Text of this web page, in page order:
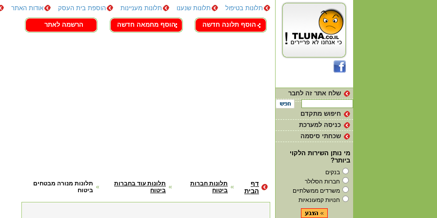
תלונות בטיפול תלונות שנענו תלונות מעניינות הוספת בית העסק אודות האתר
צור קשר
הוסף תלונה חדשה הוסף מחמאה חדשה הרשמה לאתר
תלונות מנורה מבטחים
ביטוח
תלונות עוד בחברות
ביטוח
תלונות חברות
ביטוח
דף
הבית
שלח אתר זה לחבר
חיפוש מתקדם
כניסה למערכת
שכחתי סיסמה
מי נותן השירות הלקוי
ביותר?
בנקים
חברות הסלולר
משרדים ממשלתיים
חנויות קמעונאיות